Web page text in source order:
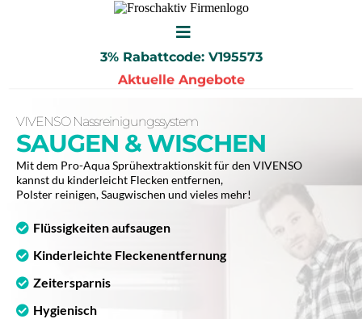
3% Rabattcode: V195573
Aktuelle Angebote
VIVENSO Nassreinigungssystem
SAUGEN & WISCHEN
Mit dem Pro-Aqua Sprühextraktionskit für den VIVENSO
kannst du kinderleicht Flecken entfernen,
Polster reinigen, Saugwischen und vieles mehr!
Flüssigkeiten aufsaugen
Kinderleichte Fleckenentfernung
Zeitersparnis
Hygienisch